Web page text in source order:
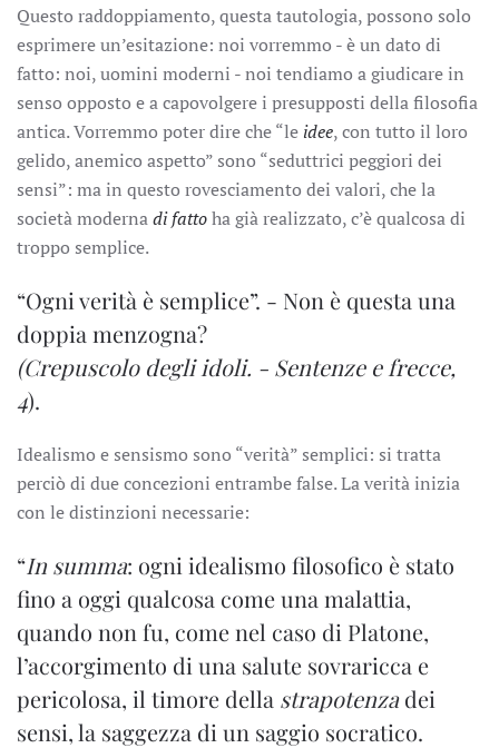
Questo raddoppiamento, questa tautologia, possono solo
esprimere un’esitazione: noi vorremmo - è un dato di
fatto: noi, uomini moderni - noi tendiamo a giudicare in
senso opposto e a capovolgere i presupposti della filosofia
antica. Vorremmo poter dire che “le idee, con tutto il loro
gelido, anemico aspetto” sono “seduttrici peggiori dei
sensi”: ma in questo rovesciamento dei valori, che la
società modernadi fattoha già realizzato, c’è qualcosa di
troppo semplice.
“Ogni verità è semplice”. - Non è questa una
doppia menzogna?
(Crepuscolo degli idoli. - Sentenze e frecce,
4).
Idealismo e sensismo sono “verità” semplici: si tratta
perciò di due concezioni entrambe false. La verità inizia
con le distinzioni necessarie:
“In summa: ogni idealismo filosofico è stato
fino a oggi qualcosa come una malattia,
quando non fu, come nel caso di Platone,
l’accorgimento di una salute sovraricca e
pericolosa, il timore della strapotenzadei
sensi, la saggezza di un saggio socratico.